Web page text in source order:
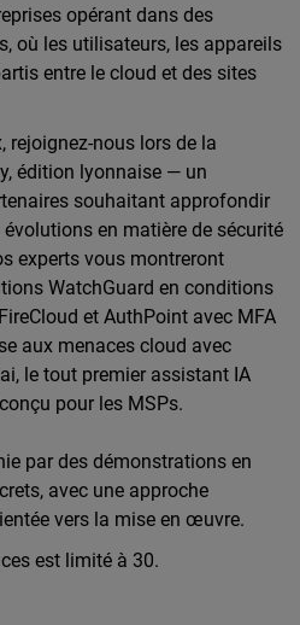
opérant dans des
où les utilisateurs, les appareils
entre le cloud et des sites
rejoignez-nous lors de la
édition lyonnaise — un
souhaitant approfondir
en matière de sécurité
experts vous montreront
WatchGuard en conditions
et AuthPoint avec MFA
aux menaces cloud avec
le tout premier assistant IA
pour les MSPs.
par des démonstrations en
avec une approche
vers la mise en œuvre.
est limité à 30.